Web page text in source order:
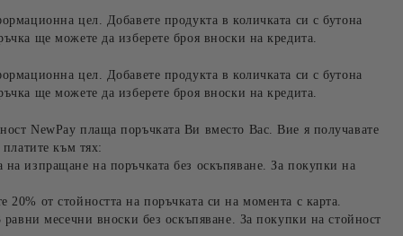
цел. Добавете продукта в количката си с бутона
ще можете да изберете броя вноски на кредита.
цел. Добавете продукта в количката си с бутона
ще можете да изберете броя вноски на кредита.
NewPay плаща поръчката Ви вместо Вас. Вие я получавате
към тях:
изпращане на поръчката без оскъпяване. За покупки на
от стойността на поръчката си на момента с карта.
равни месечни вноски без оскъпяване. За покупки на стойност